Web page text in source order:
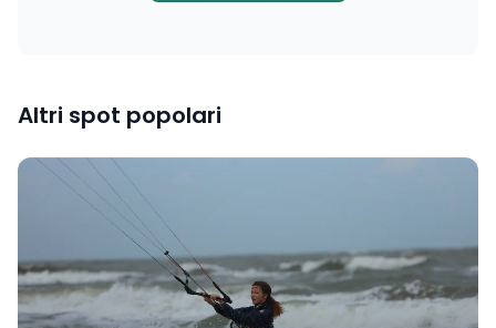
Altri spot popolari